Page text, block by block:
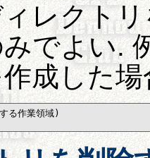
レクト
でよい.
成した
作業領域)